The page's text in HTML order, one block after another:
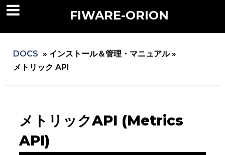
FIWARE-ORION
DOCS » インストール＆管理・マニュアル »
メトリック API
メトリックAPI (Metrics
API)